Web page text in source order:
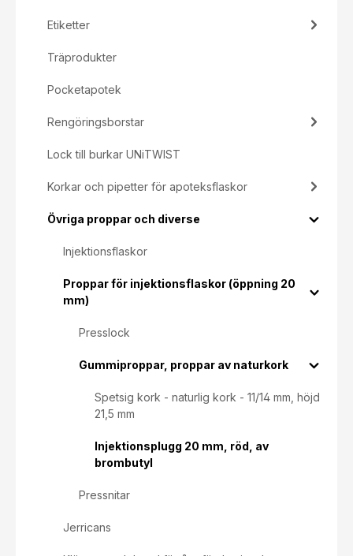
Etiketter
Träprodukter
Pocketapotek
Rengöringsborstar
Lock till burkar UNiTWIST
Korkar och pipetter för apoteksflaskor
Övriga proppar och diverse
Injektionsflaskor
Proppar för injektionsflaskor (öppning 20
mm)
Presslock
Gummiproppar, proppar av naturkork
Spetsig kork - naturlig kork - 11/14 mm, höjd
21,5 mm
Injektionsplugg 20 mm, röd, av
brombutyl
Pressnitar
Jerricans